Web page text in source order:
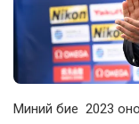
Миний бие 2023